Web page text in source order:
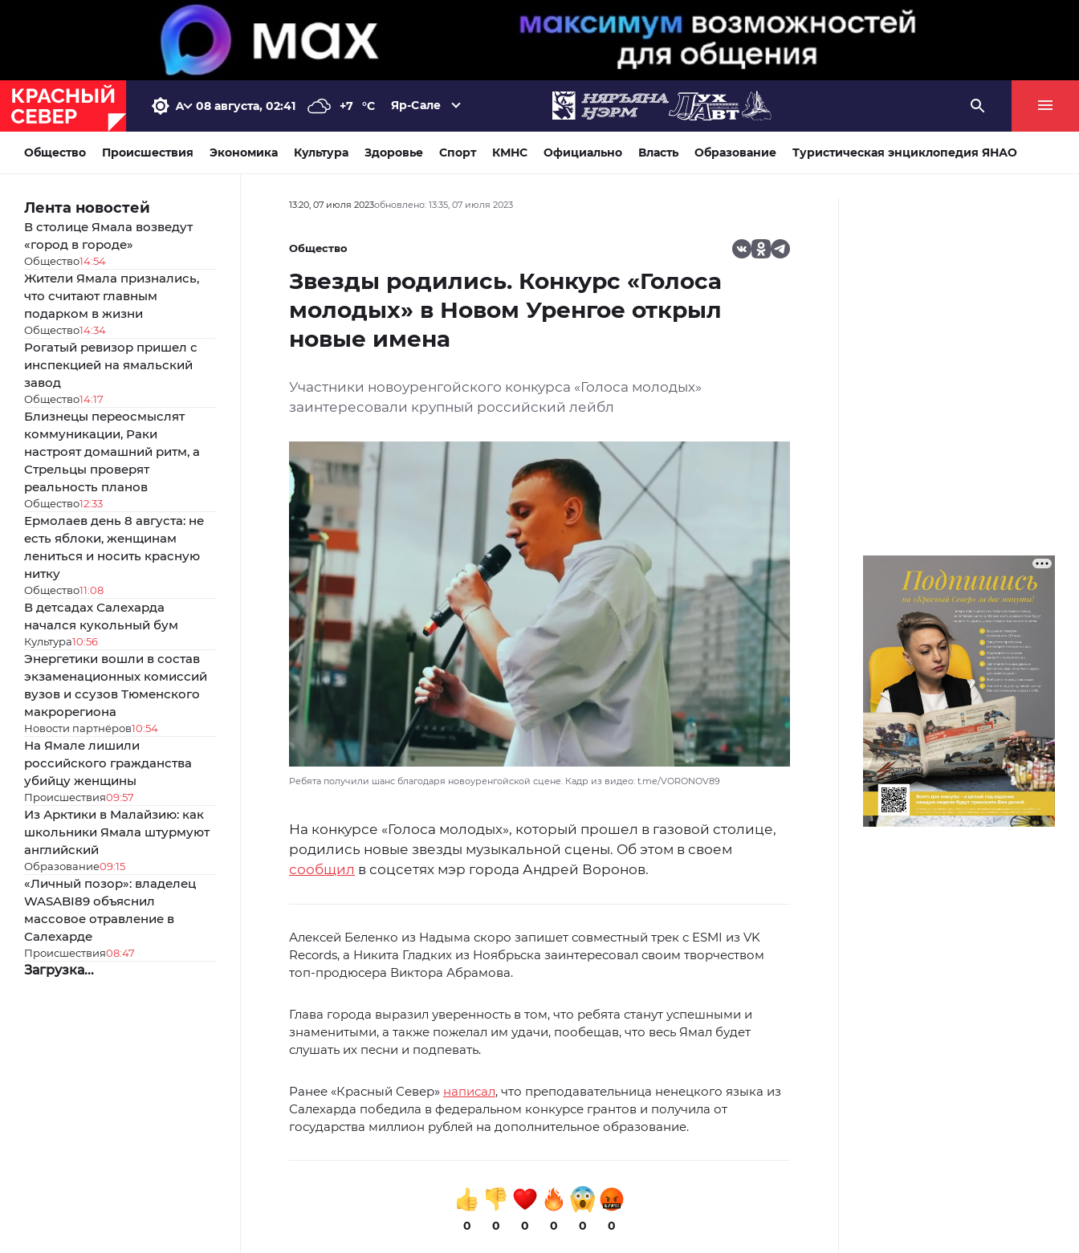
08 августа, 02:41 +7 °C Яр-Сале
Общество Происшествия Экономика Культура Здоровье Спорт КМНС Официально Власть Образование Туристическая энциклопедия ЯНАО
Лента новостей
В столице Ямала возведут
«город в городе»
Общество14:54
Жители Ямала признались,
что считают главным
подарком в жизни
Общество14:34
Рогатый ревизор пришел с
инспекцией на ямальский
завод
Общество14:17
Близнецы переосмыслят
коммуникации, Раки
настроят домашний ритм, а
Стрельцы проверят
реальность планов
Общество12:33
Ермолаев день 8 августа: не
есть яблоки, женщинам
лениться и носить красную
нитку
Общество11:08
В детсадах Салехарда
начался кукольный бум
Культура10:56
Энергетики вошли в состав
экзаменационных комиссий
вузов и ссузов Тюменского
макрорегиона
Новости партнёров10:54
На Ямале лишили
российского гражданства
убийцу женщины
Происшествия09:57
Из Арктики в Малайзию: как
школьники Ямала штурмуют
английский
Образование09:15
«Личный позор»: владелец
WASABI89 объяснил
массовое отравление в
Салехарде
Происшествия08:47
Загрузка...
13:20, 07 июля 2023обновлено: 13:35, 07 июля 2023
Общество
Звезды родились. Конкурс «Голоса
молодых» в Новом Уренгое открыл
новые имена
Участники новоуренгойского конкурса «Голоса молодых»
заинтересовали крупный российский лейбл
Ребята получили шанс благодаря новоуренгойской сцене. Кадр из видео: t.me/VORONOV89
На конкурсе «Голоса молодых», который прошел в газовой столице,
родились новые звезды музыкальной сцены. Об этом в своем
сообщил в соцсетях мэр города Андрей Воронов.
Алексей Беленко из Надыма скоро запишет совместный трек с ESMI из VK
Records, а Никита Гладких из Ноябрьска заинтересовал своим творчеством
топ-продюсера Виктора Абрамова.
Глава города выразил уверенность в том, что ребята станут успешными и
знаменитыми, а также пожелал им удачи, пообещав, что весь Ямал будет
слушать их песни и подпевать.
Ранее «Красный Север» написал, что преподавательница ненецкого языка из
Салехарда победила в федеральном конкурсе грантов и получила от
государства миллион рублей на дополнительное образование.
0 0 0 0 0 0